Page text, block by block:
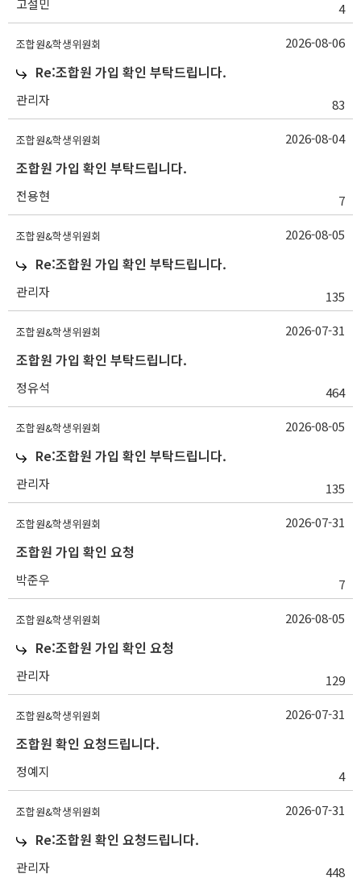
고설민 4
조합원&학생위원회
Re:조합원 가입 확인 부탁드립니다.
관리자 83
2026-08-06
조합원&학생위원회
조합원 가입 확인 부탁드립니다.
전용현 7
2026-08-04
조합원&학생위원회
Re:조합원 가입 확인 부탁드립니다.
관리자 135
2026-08-05
조합원&학생위원회
조합원 가입 확인 부탁드립니다.
정유석 464
2026-07-31
조합원&학생위원회
Re:조합원 가입 확인 부탁드립니다.
관리자 135
2026-08-05
조합원&학생위원회
조합원 가입 확인 요청
박준우 7
2026-07-31
조합원&학생위원회
Re:조합원 가입 확인 요청
관리자 129
2026-08-05
조합원&학생위원회
조합원 확인 요청드립니다.
정예지 4
2026-07-31
조합원&학생위원회
Re:조합원 확인 요청드립니다.
관리자 448
2026-07-31